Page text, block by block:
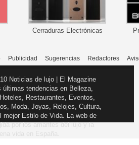
Cerraduras Electrónicas
Publicidad Sugerencias Redactores
Noticias de lujo | El Magazine
últimas tendencias en Belleza,
Restaurantes, Eventos,
Moda, Joyas, Relojes, Cultura,
mejor Estilo de Vida. La web de
por los amantes del lujo y la